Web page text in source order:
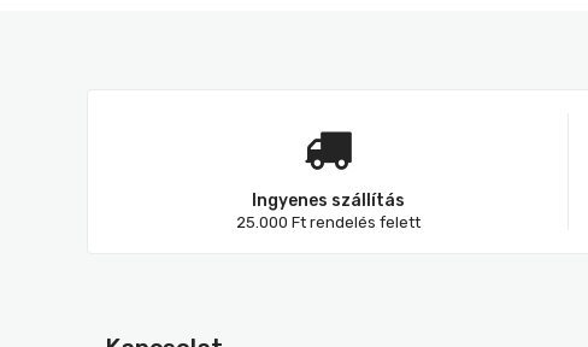
Ingyenes szállítás
25.000 Ft rendelés felett